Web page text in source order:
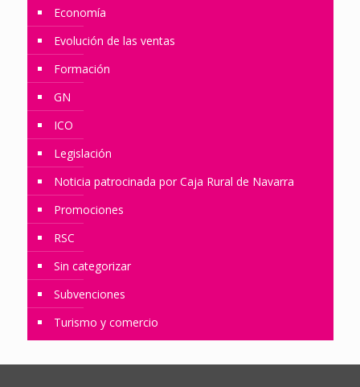
Economía
Evolución de las ventas
Formación
GN
ICO
Legislación
Noticia patrocinada por Caja Rural de Navarra
Promociones
RSC
Sin categorizar
Subvenciones
Turismo y comercio